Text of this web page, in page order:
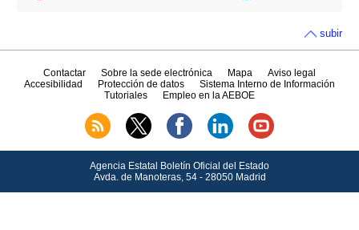
subir
Contactar Sobre la sede electrónica Mapa
Aviso legal
Accesibilidad
Protección de datos
Sistema Interno de Información
Tutoriales
Empleo en la AEBOE
Agencia Estatal Boletín Oficial del Estado
Avda. de Manoteras, 54 - 28050 Madrid